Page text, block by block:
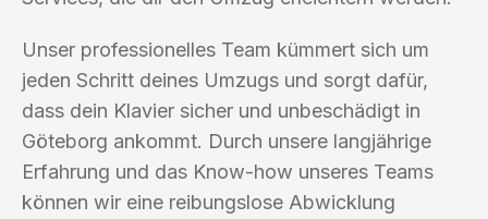
Unser professionelles Team kümmert sich um
jeden Schritt deines Umzugs und sorgt dafür,
dass dein Klavier sicher und unbeschädigt in
Göteborg ankommt. Durch unsere langjährige
Erfahrung und das Know-how unseres Teams
können wir eine reibungslose Abwicklung